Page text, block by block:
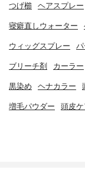
つげ櫛 ヘアスプレー
寝癖直しウォーター
ウィッグスプレー パ
ブリーチ剤 カーラー
黒染め ヘナカラー
増毛パウダー 頭皮